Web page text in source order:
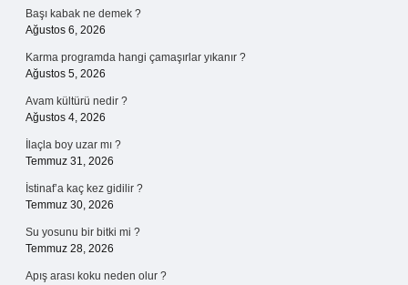
Başı kabak ne demek ?
Ağustos 6, 2026
Karma programda hangi çamaşırlar yıkanır ?
Ağustos 5, 2026
Avam kültürü nedir ?
Ağustos 4, 2026
İlaçla boy uzar mı ?
Temmuz 31, 2026
İstinaf’a kaç kez gidilir ?
Temmuz 30, 2026
Su yosunu bir bitki mi ?
Temmuz 28, 2026
Apış arası koku neden olur ?